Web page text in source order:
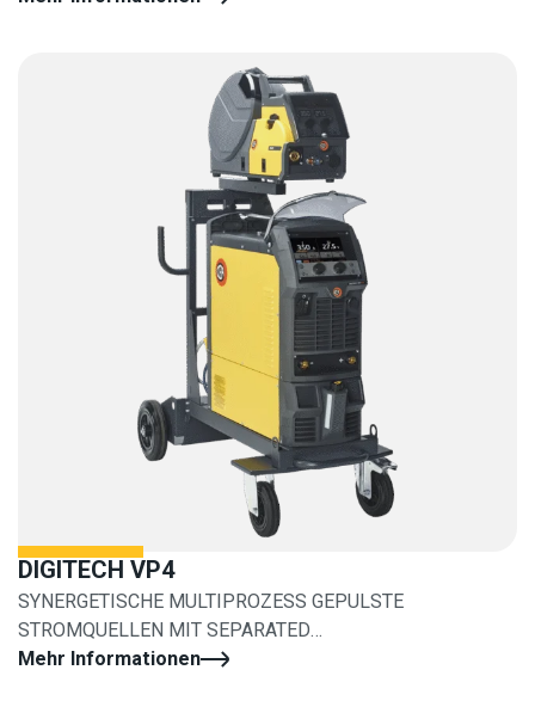
DIGITECH VP4
SYNERGETISCHE MULTIPROZESS GEPULSTE
STROMQUELLEN MIT SEPARATED
DAHRTSHUBVORKOFFER
Mehr Informationen